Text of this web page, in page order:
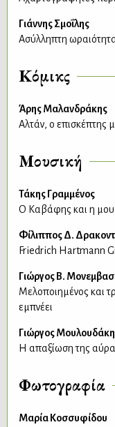
Γιάννης Σμοΐλης
Ασύλληπτη
Κόμικς
Άρης Μαλανδράκης
Αλτάν, ο επισκέπτης
Μουσική
Τάκης Γραμμένος
Ο Καβάφης και η
Φίλιππος Δ.
Friedrich Hartmann
Γιώργος Β.
Μελοποιημένος και
εμπνέει
Γιώργος
Η απαξίωση της
Φωτογραφία
Μαρία Κοσσυφίδου